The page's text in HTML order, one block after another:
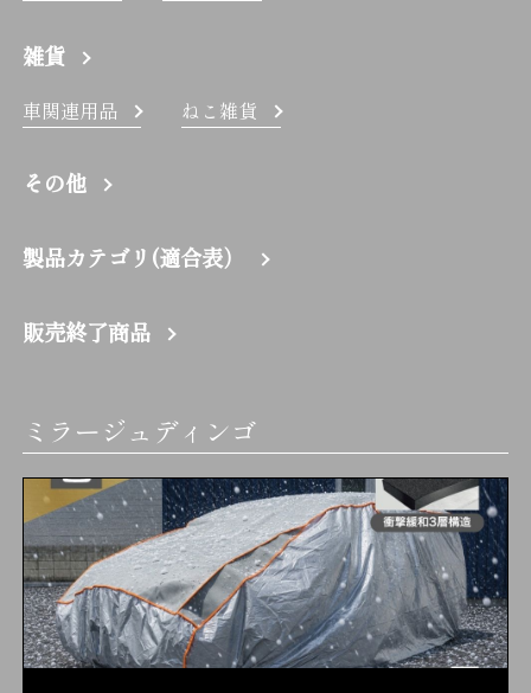
雑貨
車関連用品 ねこ雑貨
その他
製品カテゴリ(適合表）
販売終了商品
ミラージュディンゴ